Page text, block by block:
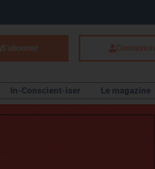
S'abonner Connexion
In-Conscient-iser Le magazine